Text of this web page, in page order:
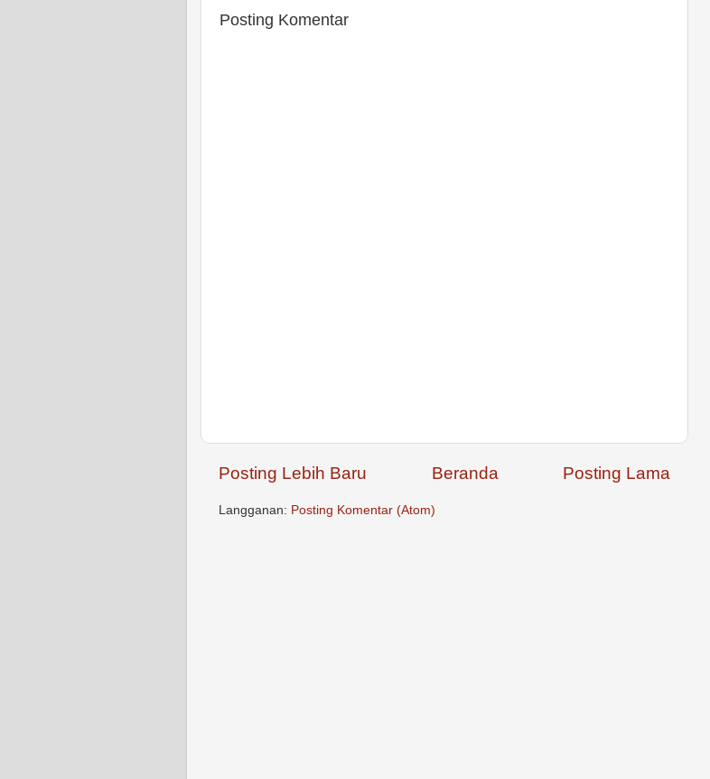
Posting Komentar
Posting Lebih Baru Posting Lama
Beranda
Langganan: Posting Komentar (Atom)